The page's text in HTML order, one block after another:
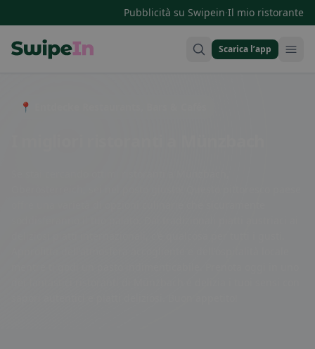
Pubblicità su Swipein·Il mio ristorante
Scarica l’app
📍 Entdecke Restaurants, Bars & Cafés